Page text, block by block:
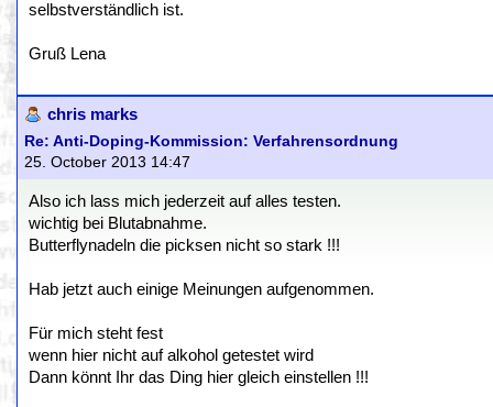
selbstverständlich ist.
Gruß Lena
chris marks
Re: Anti-Doping-Kommission: Verfahrensordnung
25. October 2013 14:47
Also ich lass mich jederzeit auf alles testen.
wichtig bei Blutabnahme.
Butterflynadeln die picksen nicht so stark !!!
Hab jetzt auch einige Meinungen aufgenommen.
Für mich steht fest
wenn hier nicht auf alkohol getestet wird
Dann könnt Ihr das Ding hier gleich einstellen !!!